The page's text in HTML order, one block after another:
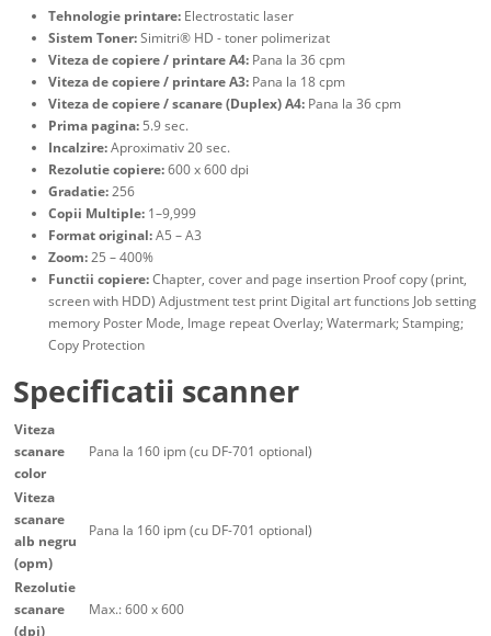
Tehnologie printare: Electrostatic laser
Sistem Toner:Simitri® HD - toner polimerizat
Viteza de copiere / printare A4: Pana la 36 cpm
Viteza de copiere / printare A3: Pana la 18 cpm
Viteza de copiere / scanare (Duplex) A4: Pana la 36 cpm
Prima pagina: 5.9 sec.
Incalzire:Aproximativ 20 sec.
Rezolutie copiere:600 x 600 dpi
Gradatie:256
Copii Multiple: 1–9,999
Format original:A5 – A3
Zoom:25 – 400%
Functii copiere:Chapter, cover and page insertion Proof copy (print,
screen with HDD) Adjustment test print Digital art functions Job setting
memory Poster Mode, Image repeat Overlay; Watermark; Stamping;
Copy Protection
Specificatii scanner
Viteza
scanare
color
Pana la 160 ipm (cu DF-701 optional)
Viteza
scanare
alb negru
(opm)
Pana la 160 ipm (cu DF-701 optional)
Rezolutie
scanare
(dpi)
Max.: 600 x 600